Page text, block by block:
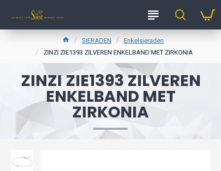
SIERADEN
Enkelsieraden
ZINZI ZIE1393 ZILVEREN ENKELBAND MET ZIRKONIA
ZINZI ZIE1393 ZILVEREN
ENKELBAND MET
ZIRKONIA